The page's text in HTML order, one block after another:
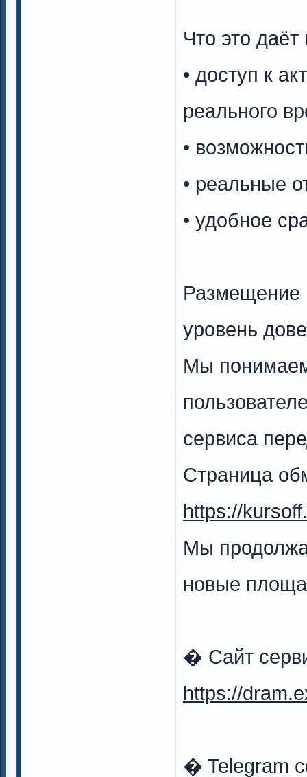
Что это
• доступ к
реального
•
• реальные
• удобное
Размещение
уровень
Мы
сервиса
Страница
https://
Мы
новые
� Сайт
https://
� Telegram